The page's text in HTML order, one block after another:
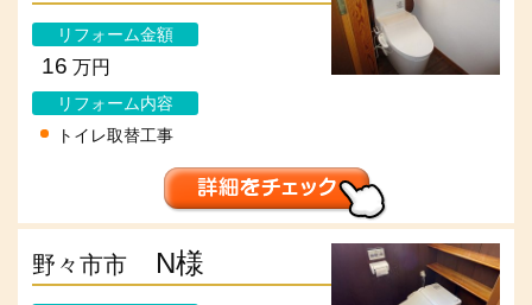
リフォーム金額
16 万円
リフォーム内容
トイレ取替工事
野々市市 N様